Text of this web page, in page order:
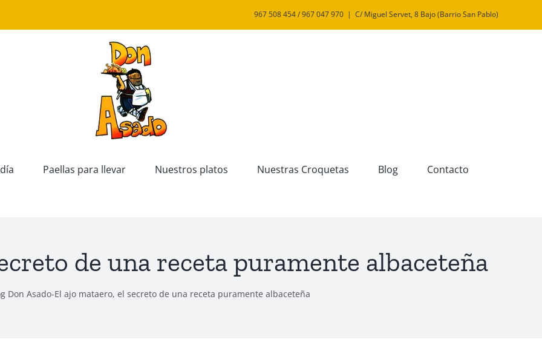
967 508 454 / 967 047 970 | C/ Miguel Servet, 8 Bajo (Barrio San Pablo)
Paellas para llevar Nuestros platos Nuestras Croquetas Blog Contacto
de una receta puramente albaceteña
Don Asado-El ajo mataero, el secreto de una receta puramente albaceteña